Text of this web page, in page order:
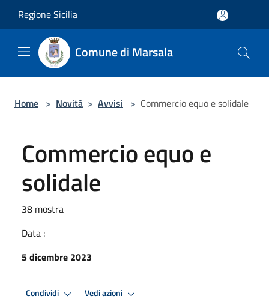
Regione Sicilia
Comune di Marsala
Home > Novità > Avvisi > Commercio equo e solidale
Commercio equo e
solidale
38 mostra
Data :
5 dicembre 2023
Condividi Vedi azioni